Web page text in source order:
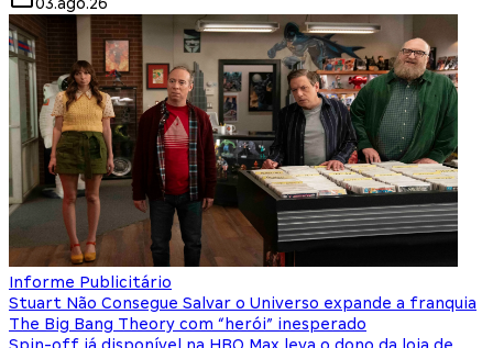
Informe Publicitário
Stuart Não Consegue Salvar o Universo expande a franquia
The Big Bang Theory com “herói” inesperado